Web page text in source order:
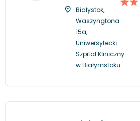
Białystok,
Waszyngtona
15a,
Uniwersytecki
Szpital Kliniczny
w Białymstoku